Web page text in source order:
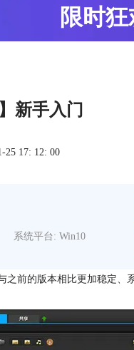
限时狂
新手入门
25 17: 12: 00
系统平台: Win10
之前的版本相比更加稳定、